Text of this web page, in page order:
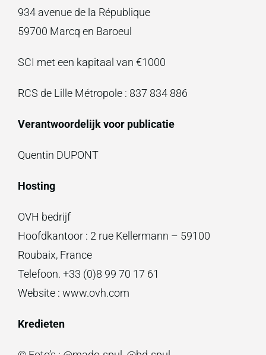
934 avenue de la République
59700 Marcq en Baroeul
SCI met een kapitaal van €1000
RCS de Lille Métropole : 837 834 886
Verantwoordelijk voor publicatie
Quentin DUPONT
Hosting
OVH bedrijf
Hoofdkantoor : 2 rue Kellermann – 59100
Roubaix, France
Telefoon. +33 (0)8 99 70 17 61
Website : www.ovh.com
Kredieten